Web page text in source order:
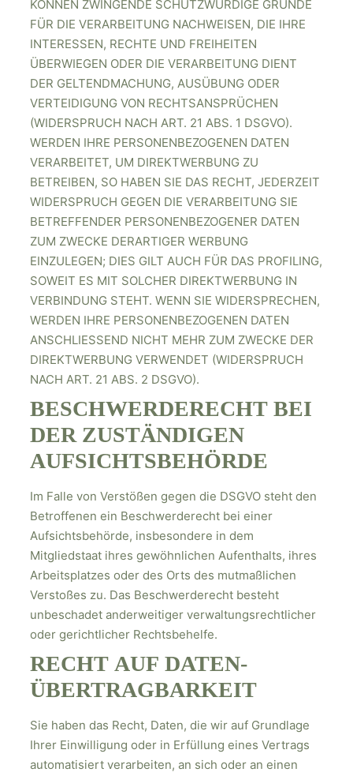
KÖNNEN ZWINGENDE SCHUTZWÜRDIGE GRÜNDE
FÜR DIE VERARBEITUNG NACHWEISEN, DIE IHRE
INTERESSEN, RECHTE UND FREIHEITEN
ÜBERWIEGEN ODER DIE VERARBEITUNG DIENT
DER GELTENDMACHUNG, AUSÜBUNG ODER
VERTEIDIGUNG VON RECHTSANSPRÜCHEN
(WIDERSPRUCH NACH ART. 21 ABS. 1 DSGVO).
WERDEN IHRE PERSONENBEZOGENEN DATEN
VERARBEITET, UM DIREKTWERBUNG ZU
BETREIBEN, SO HABEN SIE DAS RECHT, JEDERZEIT
WIDERSPRUCH GEGEN DIE VERARBEITUNG SIE
BETREFFENDER PERSONENBEZOGENER DATEN
ZUM ZWECKE DERARTIGER WERBUNG
EINZULEGEN; DIES GILT AUCH FÜR DAS PROFILING,
SOWEIT ES MIT SOLCHER DIREKTWERBUNG IN
VERBINDUNG STEHT. WENN SIE WIDERSPRECHEN,
WERDEN IHRE PERSONENBEZOGENEN DATEN
ANSCHLIESSEND NICHT MEHR ZUM ZWECKE DER
DIREKTWERBUNG VERWENDET (WIDERSPRUCH
NACH ART. 21 ABS. 2 DSGVO).
BESCHWERDE­RECHT BEI
DER ZUSTÄNDIGEN
AUFSICHTS­BEHÖRDE
Im Falle von Verstößen gegen die DSGVO steht den
Betroffenen ein Beschwerderecht bei einer
Aufsichtsbehörde, insbesondere in dem
Mitgliedstaat ihres gewöhnlichen Aufenthalts, ihres
Arbeitsplatzes oder des Orts des mutmaßlichen
Verstoßes zu. Das Beschwerderecht besteht
unbeschadet anderweitiger verwaltungsrechtlicher
oder gerichtlicher Rechtsbehelfe.
RECHT AUF DATEN­
ÜBERTRAG­BARKEIT
Sie haben das Recht, Daten, die wir auf Grundlage
Ihrer Einwilligung oder in Erfüllung eines Vertrags
automatisiert verarbeiten, an sich oder an einen